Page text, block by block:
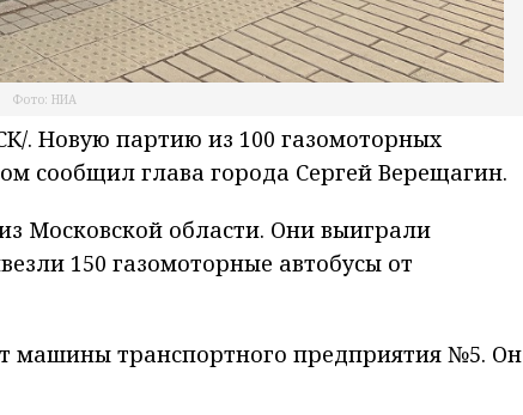
Фото: НИА
Новую партию из 100 газомоторных
сообщил глава города Сергей Верещагин.
Московской области. Они выиграли
150 газомоторные автобусы от
машины транспортного предприятия №5. Он